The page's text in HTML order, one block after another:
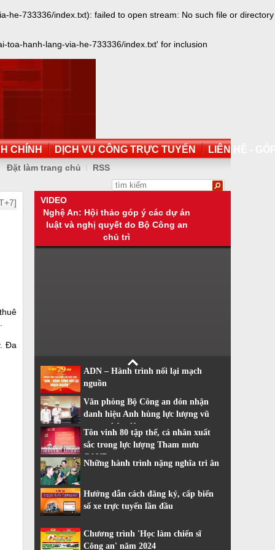
he-733336/index.txt): failed to open stream: No such file or directory
toa-hanh-lang-via-he-733336/index.txt' for inclusion
CHÍNH DỊCH VỤ CÔNG TRỰC TUYẾN LIÊN HỆ -
Đặt làm trang chủ RSS
Đa
VIDEO
Nghệ An: Hội thảo góp ý các dự án
luật và nghị quyết do Bộ Công an
chủ trì
ADN – Hành trình nối lại mạch
nguồn
Văn phòng Bộ Công an đón nhận
danh hiệu Anh hùng lực lượng vũ
trang nhân dân
Tôn vinh 80 tập thể, cá nhân xuất
sắc trong lực lượng Tham mưu
CAND
Những hành trình nặng nghĩa tri ân
Hướng dẫn cách đăng ký, cấp biển
số xe trực tuyến lần đầu
Chương trình 'Học làm chiến sĩ
Công an' năm 2024